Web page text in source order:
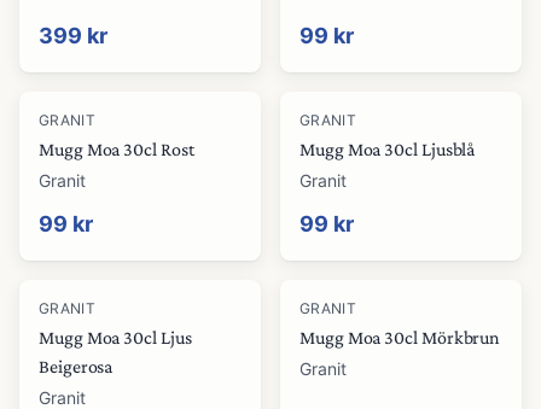
399 kr 99 kr
GRANIT
Mugg Moa 30cl Rost
Granit
99 kr
GRANIT
Mugg Moa 30cl Ljusblå
Granit
99 kr
GRANIT
Mugg Moa 30cl Ljus
Beigerosa
Granit
GRANIT
Mugg Moa 30cl Mörkbrun
Granit